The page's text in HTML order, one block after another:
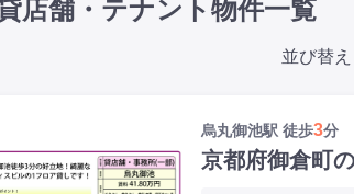
店舗・テナント物件一覧
並び替え
烏丸御池駅 徒歩3分
京都府御倉町